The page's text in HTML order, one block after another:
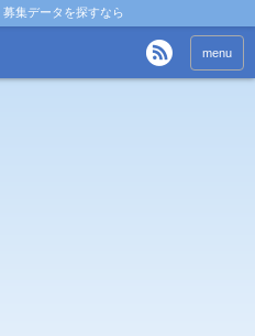
集データを探すなら
menu